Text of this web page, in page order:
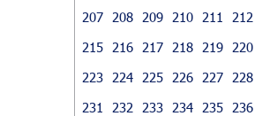
207
208 209 210 211 212
215
216 217 218 219 220
223
224 225 226 227 228
231
232 233 234 235 236